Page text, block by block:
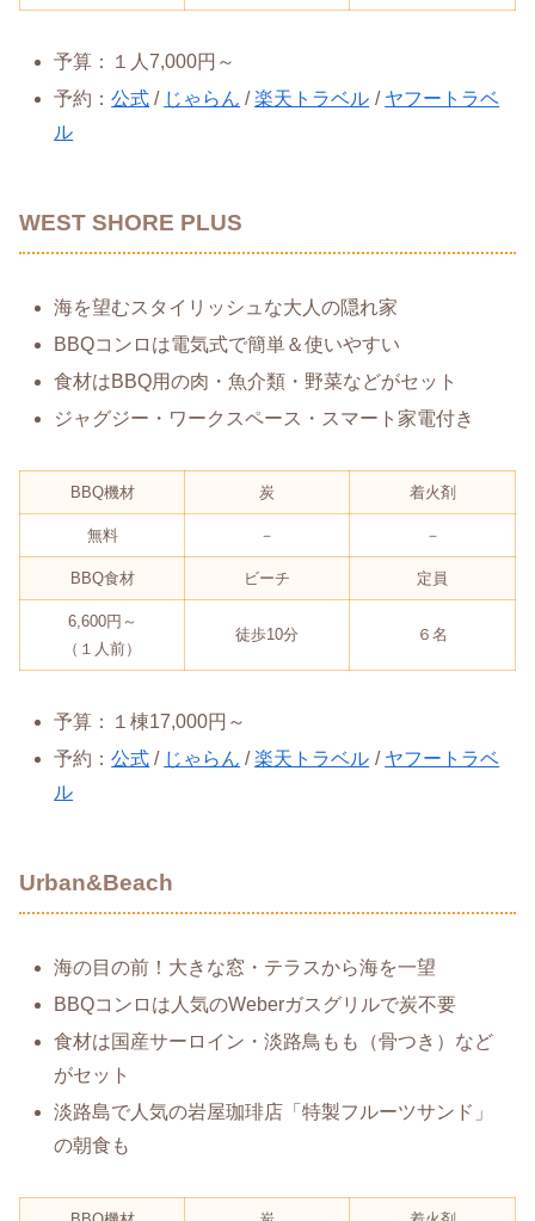
予算：１人7,000円～
予約：公式 / じゃらん /楽天トラベル / ヤフートラベ
ル
WEST SHORE PLUS
海を望むスタイリッシュな大人の隠れ家
BBQコンロは電気式で簡単＆使いやすい
食材はBBQ用の肉・魚介類・野菜などがセット
ジャグジー・ワークスペース・スマート家電付き
BBQ機材 炭 着火剤
無料 － －
BBQ食材 ビーチ 定員
6,600円～
（１人前）
徒歩10分 ６名
予算：１棟17,000円～
予約：公式 / じゃらん /楽天トラベル / ヤフートラベ
ル
Urban&Beach
海の目の前！大きな窓・テラスから海を一望
BBQコンロは人気のWeberガスグリルで炭不要
食材は国産サーロイン・淡路鳥もも（骨つき）など
がセット
淡路島で人気の岩屋珈琲店「特製フルーツサンド」
の朝食も